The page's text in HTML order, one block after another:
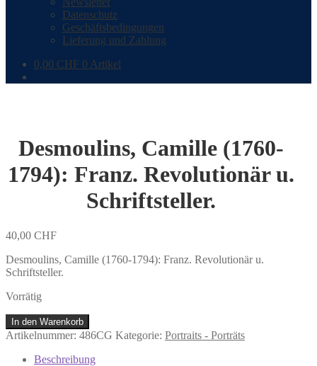
Datenschutz
Geschäftsbedingungen
Lieferung und Zahlung
0,00 CHF 0 Artikel
Desmoulins, Camille (1760-
1794): Franz. Revolutionär u.
Schriftsteller.
40,00 CHF
Desmoulins, Camille (1760-1794): Franz. Revolutionär u.
Schriftsteller.
Vorrätig
Desmoulins,
Camille
1794):
In den Warenkorb
Artikelnummer: 486CG Kategorie: Portraits - Porträts
Beschreibung